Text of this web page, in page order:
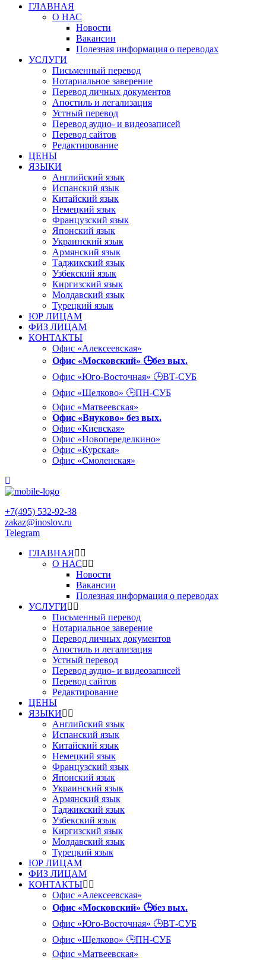
ГЛАВНАЯ
О НАС
Новости
Вакансии
Полезная информация о переводах
УСЛУГИ
Письменный перевод
Нотариальное заверение
Перевод личных документов
Апостиль и легализация
Устный перевод
Перевод аудио- и видеозаписей
Перевод сайтов
Редактирование
ЦЕНЫ
ЯЗЫКИ
Английский язык
Испанский язык
Китайский язык
Немецкий язык
Французский язык
Японский язык
Украинский язык
Армянский язык
Таджикский язык
Узбекский язык
Киргизский язык
Молдавский язык
Турецкий язык
ЮР ЛИЦАМ
ФИЗ ЛИЦАМ
КОНТАКТЫ
Офис «Алексеевская»
Офис «Московский» 🕒без вых.
Офис «Юго-Восточная» 🕒ВТ-СУБ
Офис «Щелково» 🕒ПН-СУБ
Офис «Матвеевская»
Офис «Внуково» без вых.
Офис «Киевская»
Офис «Новопеределкино»
Офис «Курская»
Офис «Смоленская»
+7(495) 532-92-38
zakaz@inoslov.ru
Telegram
ГЛАВНАЯ
О НАС
Новости
Вакансии
Полезная информация о переводах
УСЛУГИ
Письменный перевод
Нотариальное заверение
Перевод личных документов
Апостиль и легализация
Устный перевод
Перевод аудио- и видеозаписей
Перевод сайтов
Редактирование
ЦЕНЫ
ЯЗЫКИ
Английский язык
Испанский язык
Китайский язык
Немецкий язык
Французский язык
Японский язык
Украинский язык
Армянский язык
Таджикский язык
Узбекский язык
Киргизский язык
Молдавский язык
Турецкий язык
ЮР ЛИЦАМ
ФИЗ ЛИЦАМ
КОНТАКТЫ
Офис «Алексеевская»
Офис «Московский» 🕒без вых.
Офис «Юго-Восточная» 🕒ВТ-СУБ
Офис «Щелково» 🕒ПН-СУБ
Офис «Матвеевская»